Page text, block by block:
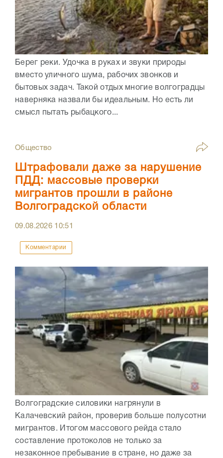
Берег реки. Удочка в руках и звуки природы
вместо уличного шума, рабочих звонков и
бытовых задач. Такой отдых многие волгоградцы
наверняка назвали бы идеальным. Но есть ли
смысл пытать рыбацкого...
Общество
Штрафовали даже за нарушение
ПДД: массовые проверки
мигрантов прошли в районе
Волгоградской области
09.08.2026 10:51
Комментарии
Волгоградские силовики нагрянули в
Калачевский район, проверив больше полусотни
мигрантов. Итогом массового рейда стало
составление протоколов не только за
незаконное пребывание в стране, но даже за